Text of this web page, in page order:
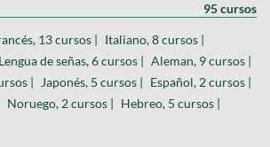
95 cursos
13 cursos | Italiano, 8 cursos |
Lengua de señas, 6 cursos | Aleman, 9 cursos |
|
Japonés, 5 cursos | Español, 2 cursos |
Noruego, 2 cursos | Hebreo, 5 cursos |